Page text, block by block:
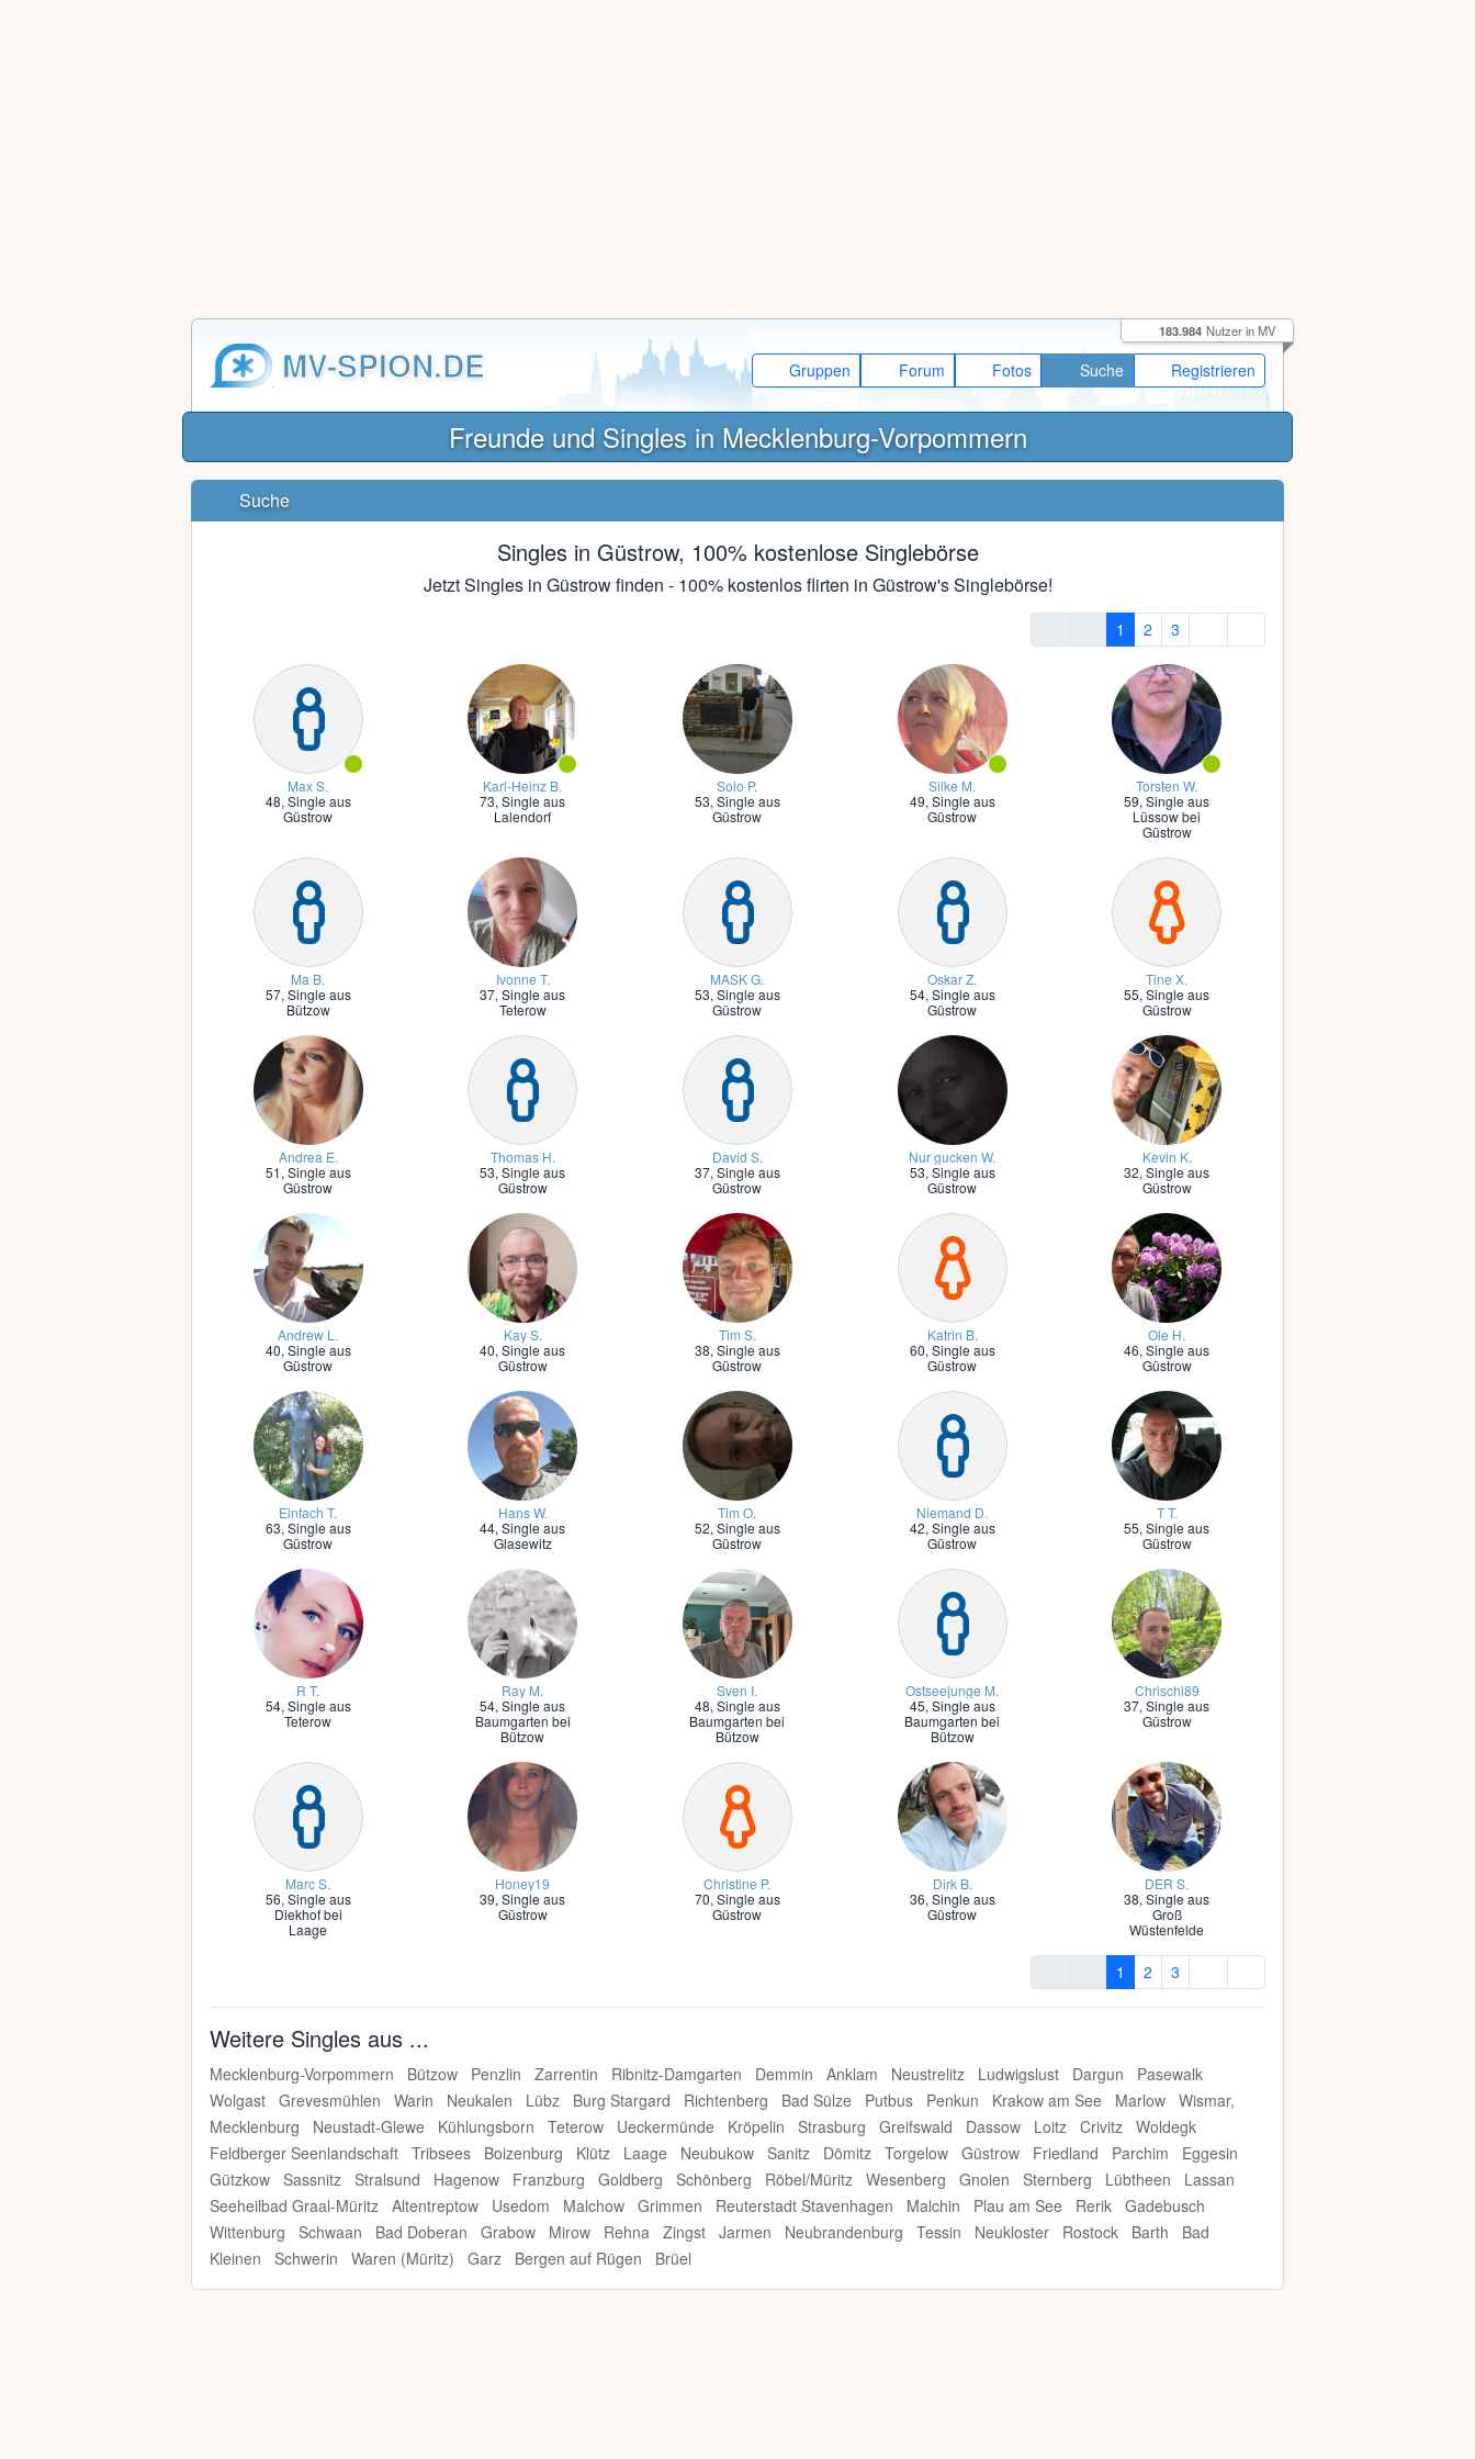
MV-SPION.DE Gruppen Forum Fotos Suche Registrieren
183.984 Nutzer in MV
Freunde und Singles in Mecklenburg-Vorpommern
Suche
Singles in Güstrow, 100% kostenlose Singlebörse
Jetzt Singles in Güstrow finden - 100% kostenlos flirten in Güstrow's Singlebörse!
1 2 3
Max S.
48, Single aus
Güstrow
Karl-Heinz B.
73,Single aus
Lalendorf
Solo P.
53, Single aus
Güstrow
Silke M.
49, Single aus
Güstrow
Torsten W.
59,Single aus
Lüssow bei
Güstrow
Ma B.
57, Single aus
Bützow
Ivonne T.
37,Single aus
Teterow
MASK G.
53, Single aus
Güstrow
Oskar Z.
54, Single aus
Güstrow
Tine X.
55,Single aus
Güstrow
Andrea E.
51, Single aus
Güstrow
Thomas H.
53,Single aus
Güstrow
David S.
37, Single aus
Güstrow
Nur gucken W.
53, Single aus
Güstrow
Kevin K.
32,Single aus
Güstrow
Andrew L.
40, Single aus
Güstrow
Kay S.
40,Single aus
Güstrow
Tim S.
38, Single aus
Güstrow
Katrin B.
60, Single aus
Güstrow
Ole H.
46,Single aus
Güstrow
Einfach T.
63, Single aus
Güstrow
Hans W.
44,Single aus
Glasewitz
Tim O.
52, Single aus
Güstrow
Niemand D.
42, Single aus
Güstrow
T T.
55,Single aus
Güstrow
R T.
54, Single aus
Teterow
Ray M.
54,Single aus
Baumgarten bei
Bützow
Sven I.
48, Single aus
Baumgarten bei
Bützow
Ostseejunge M.
45, Single aus
Baumgarten bei
Bützow
Chrischi89
37,Single aus
Güstrow
Marc S.
56, Single aus
Diekhof bei
Laage
Honey19
39,Single aus
Güstrow
Christine P.
70, Single aus
Güstrow
Dirk B.
36, Single aus
Güstrow
DER S.
38,Single aus
Groß
Wüstenfelde
1 2 3
Weitere Singles aus ...
Mecklenburg-Vorpommern Bützow Penzlin Zarrentin Ribnitz-Damgarten Demmin Anklam Neustrelitz Ludwigslust Dargun
Pasewalk
Wolgast Grevesmühlen Warin Neukalen Lübz Burg Stargard Richtenberg Bad Sülze Putbus Penkun Krakow am See Marlow Wismar,
Mecklenburg
Neustadt-Glewe Kühlungsborn Teterow Ueckermünde Kröpelin Strasburg Greifswald Dassow Loitz Crivitz Woldegk
Feldberger Seenlandschaft Tribsees Boizenburg Klütz Laage Neubukow Sanitz Dömitz Torgelow Güstrow Friedland Parchim
Eggesin
Gützkow Sassnitz Stralsund Hagenow Franzburg Goldberg Schönberg Röbel/Müritz Wesenberg Gnoien Sternberg Lübtheen
Lassan
Seeheilbad Graal-Müritz Altentreptow Usedom Malchow Grimmen Reuterstadt Stavenhagen Malchin Plau am See Rerik Gadebusch
Wittenburg
Schwaan Bad Doberan Grabow Mirow Rehna Zingst Jarmen Neubrandenburg Tessin Neukloster Rostock Barth
Bad
Kleinen
Schwerin Waren (Müritz) Garz Bergen auf Rügen Brüel